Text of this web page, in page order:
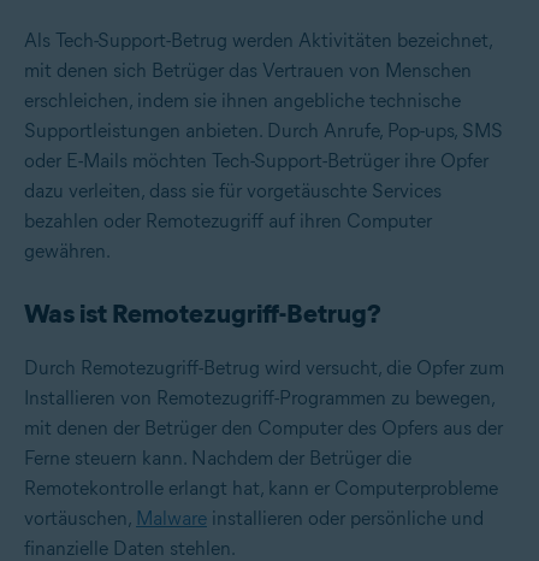
Als Tech-Support-Betrug werden Aktivitäten bezeichnet,
mit denen sich Betrüger das Vertrauen von Menschen
erschleichen, indem sie ihnen angebliche technische
Supportleistungen anbieten. Durch Anrufe, Pop-ups, SMS
oder E-Mails möchten Tech-Support-Betrüger ihre Opfer
dazu verleiten, dass sie für vorgetäuschte Services
bezahlen oder Remotezugriff auf ihren Computer
gewähren.
Was ist Remotezugriff-Betrug?
Durch Remotezugriff-Betrug wird versucht, die Opfer zum
Installieren von Remotezugriff-Programmen zu bewegen,
mit denen der Betrüger den Computer des Opfers aus der
Ferne steuern kann. Nachdem der Betrüger die
Remotekontrolle erlangt hat, kann er Computerprobleme
vortäuschen, Malware installieren oder persönliche und
finanzielle Daten stehlen.